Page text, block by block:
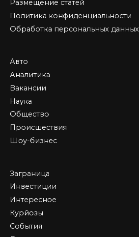
Размещение статей
Политика конфиденциальности
Обработка персональных данных
Авто
Аналитика
Вакансии
Наука
Общество
Происшествия
Шоу-бизнес
Заграница
Инвестиции
Интересное
Курйозы
События